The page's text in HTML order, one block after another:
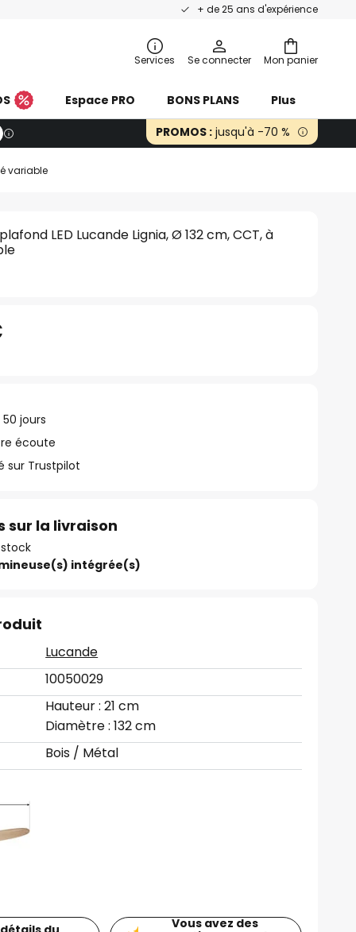
+ de 25 ans d'expérience
Mon panier
Services Se connecter
Espace PRO BONS PLANS
Plus
PROMOS : jusqu'à -70 %
variable
LED Lucande Lignia, Ø 132 cm, CCT, à
jours
écoute
sur Trustpilot
sur la livraison
intégrée(s)
Lucande
10050029
Hauteur : 21 cm
Diamètre : 132 cm
Bois / Métal
Vous avez des